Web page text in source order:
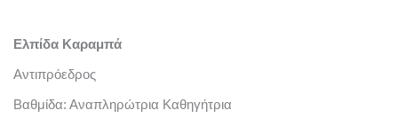
Ελπίδα Καραμπά
Αντιπρόεδρος
Βαθμίδα: Αναπληρώτρια Καθηγήτρια